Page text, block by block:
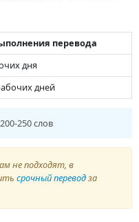
перевода
дня
дней
250 слов
не подходят, в
срочный переводза